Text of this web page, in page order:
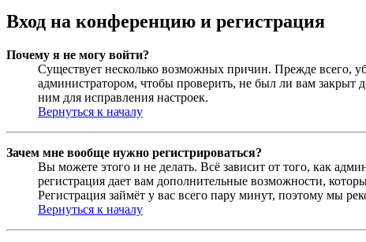
Вход на конференцию и регистрация
Почему я не могу войти?
Существует несколько возможных причин. Прежде всего,
администратором, чтобы проверить, не был ли вам
ним для исправления настроек.
Вернуться к началу
Зачем мне вообще нужно регистрироваться?
Вы можете этого и не делать. Всё зависит от того, как
регистрация дает вам дополнительные возможности,
Регистрация займёт у вас всего пару минут, поэтому мы
Вернуться к началу